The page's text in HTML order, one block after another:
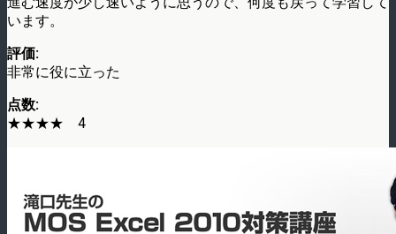
います。
評価:
非常に役に立った
点数:
★★★★ 4